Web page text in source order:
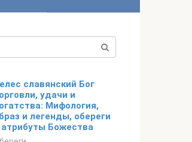
славянский Бог
удачи и
Мифология,
и легенды, обереги
атрибуты Божества